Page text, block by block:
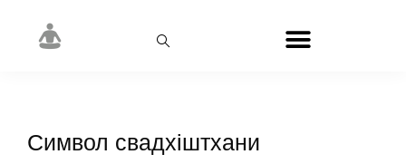
Символ свадхіштхани